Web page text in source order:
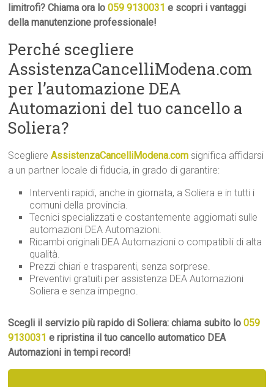
limitrofi? Chiama ora lo059 9130031 e scopri i vantaggi
della manutenzione professionale!
Perché scegliere
AssistenzaCancelliModena.com
per l’automazione DEA
Automazioni del tuo cancello a
Soliera?
ScegliereAssistenzaCancelliModena.com significa affidarsi
a un partner locale di fiducia, in grado di garantire:
Interventi rapidi, anche in giornata, a Soliera e in tutti i
comuni della provincia.
Tecnici specializzati e costantemente aggiornati sulle
automazioni DEA Automazioni.
Ricambi originali DEA Automazioni o compatibili di alta
qualità.
Prezzi chiari e trasparenti, senza sorprese.
Preventivi gratuiti per assistenza DEA Automazioni
Soliera e senza impegno.
Scegli il servizio più rapido di Soliera: chiama subito lo 059
9130031 e ripristina il tuo cancello automatico DEA
Automazioni in tempi record!